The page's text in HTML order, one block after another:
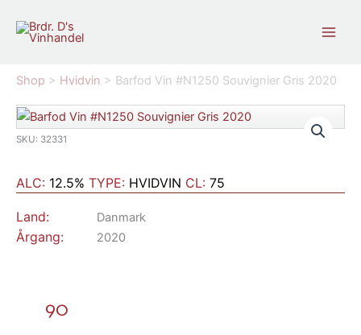
Shop > Hvidvin > Barfod Vin #N1250 Souvignier Gris 2020
SKU: 32331
ALC: 12.5% TYPE: HVIDVIN CL: 75
Land: Danmark
Årgang: 2020
90